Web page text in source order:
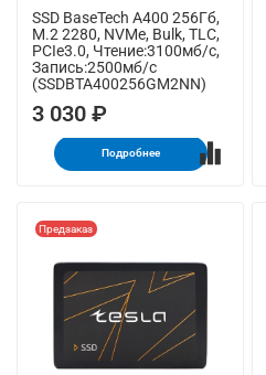
SSD BaseTech A400 256Гб,
M.2 2280, NVMe, Bulk, TLC,
PCIe3.0, Чтение:3100мб/с,
Запись:2500мб/с
(SSDBTA400256GM2NN)
3 030 ₽
Подробнее
Предзаказ